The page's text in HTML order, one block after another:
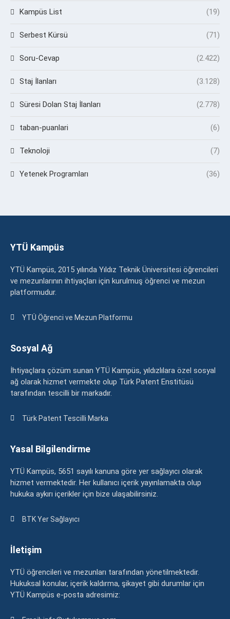
Kampüs List (19)
Serbest Kürsü (71)
Soru-Cevap (2.422)
Staj İlanları (3.128)
Süresi Dolan Staj İlanları (2.778)
taban-puanlari (6)
Teknoloji (7)
Yetenek Programları (36)
YTÜ Kampüs
YTÜ Kampüs, 2015 yılında Yıldız Teknik Üniversitesi öğrencileri
ve mezunlarının ihtiyaçları için kurulmuş öğrenci ve mezun
platformudur.
YTÜ Öğrenci ve Mezun Platformu
Sosyal Ağ
İhtiyaçlara çözüm sunan YTÜ Kampüs, yıldızlılara özel sosyal
ağ olarak hizmet vermekte olup Türk Patent Enstitüsü
tarafından tescilli bir markadır.
Türk Patent Tescilli Marka
Yasal Bilgilendirme
YTÜ Kampüs, 5651 sayılı kanuna göre yer sağlayıcı olarak
hizmet vermektedir. Her kullanıcı içerik yayınlamakta olup
hukuka aykırı içerikler için bize ulaşabilirsiniz.
BTK Yer Sağlayıcı
İletişim
YTÜ öğrencileri ve mezunları tarafından yönetilmektedir.
Hukuksal konular, içerik kaldırma, şikayet gibi durumlar için
YTÜ Kampüs e-posta adresimiz: